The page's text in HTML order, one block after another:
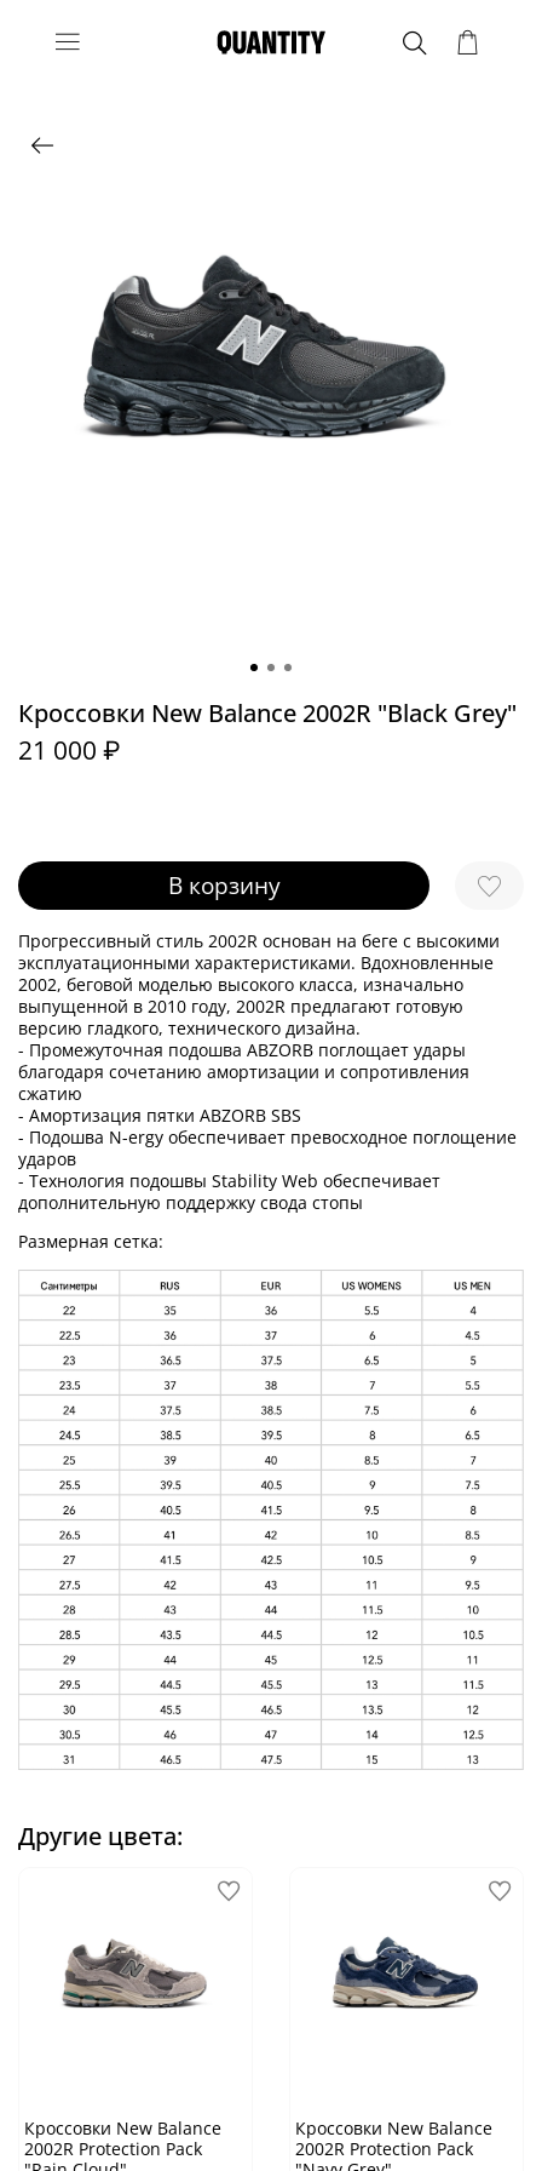
Кроссовки New Balance 2002R "Black Grey"
21 000 ₽
В корзину
Прогрессивный стиль 2002R основан на беге с высокими
эксплуатационными характеристиками. Вдохновленные
2002, беговой моделью высокого класса, изначально
выпущенной в 2010 году, 2002R предлагают готовую
версию гладкого, технического дизайна.
- Промежуточная подошва ABZORB поглощает удары
благодаря сочетанию амортизации и сопротивления
сжатию
- Амортизация пятки ABZORB SBS
- Подошва N-ergy обеспечивает превосходное поглощение
ударов
- Технология подошвы Stability Web обеспечивает
дополнительную поддержку свода стопы
Размерная сетка:
Другие цвета:
Кроссовки New Balance
2002R Protection Pack
Кроссовки New Balance
2002R Protection Pack